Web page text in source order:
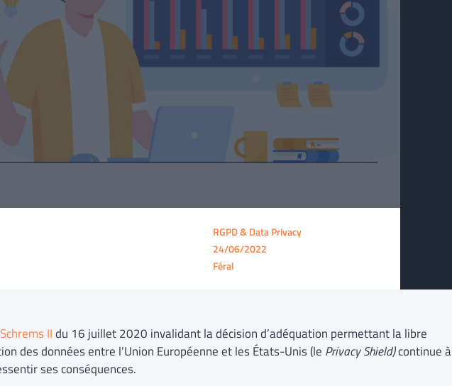
RGPD & Data Privacy
24/06/2022
Féral
Schrems IIdu 16 juillet 2020 invalidant la décision d’adéquation permettant la libre
des données entre l’Union Européenne et les États-Unis (le Privacy Shield)continue à
ses conséquences.